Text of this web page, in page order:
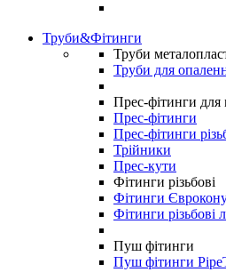
Труби&Фітинги
Труби
Труби для
Прес-фітинги для
Прес-фітинги
Прес-фітинги
Трійники
Прес-кути
Фітинги різьбові
Фітинги
Фітинги різьбові
Пуш фітинги
Пуш фітинги